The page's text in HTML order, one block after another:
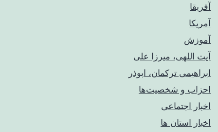
آفریقا
آمریکا
آموزش
آیت اللهی، میرزا علی
ابراهیمی ترکمان، ابوذر
احزاب و شخصیت‌ها
اخبار اجتماعی
اخبار استان ها